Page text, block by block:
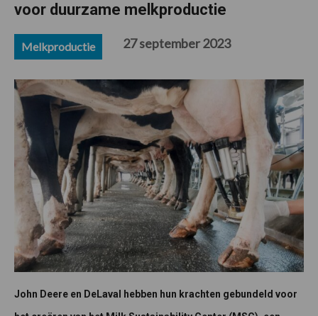
voor duurzame melkproductie
Melkproductie 27 september 2023
John Deere en DeLaval hebben hun krachten gebundeld voor